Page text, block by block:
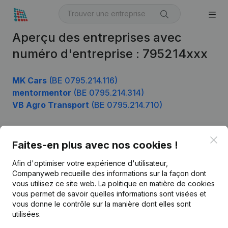
Aperçu des entreprises avec
numéro d'entreprise : 795214xxx
MK Cars (BE 0795.214.116)
mentormentor (BE 0795.214.314)
VB Agro Transport (BE 0795.214.710)
Faites-en plus avec nos cookies !
Afin d'optimiser votre expérience d'utilisateur,
Companyweb recueille des informations sur la façon dont
vous utilisez ce site web. La politique en matière de cookies
vous permet de savoir quelles informations sont visées et
vous donne le contrôle sur la manière dont elles sont
utilisées.
Français
Kantorenpark Everest
Produit
Informations d’entreprise
Monitoring
Recherche internationale